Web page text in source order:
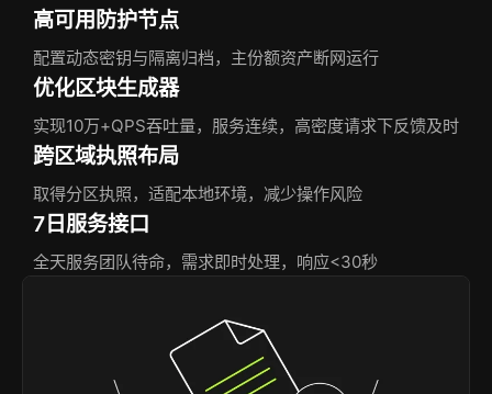
高可用防护节点
配置动态密钥与隔离归档，主份额资产断网运行
优化区块生成器
实现10万+QPS吞吐量，服务连续，高密度请求下反馈及时
跨区域执照布局
取得分区执照，适配本地环境，减少操作风险
7日服务接口
全天服务团队待命，需求即时处理，响应<30秒